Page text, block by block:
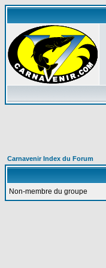
Carnavenir Index du Forum
Non-membre du groupe